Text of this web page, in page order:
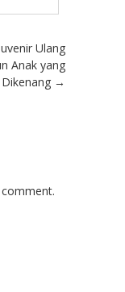
Ulang
Anak yang
Dikenang →